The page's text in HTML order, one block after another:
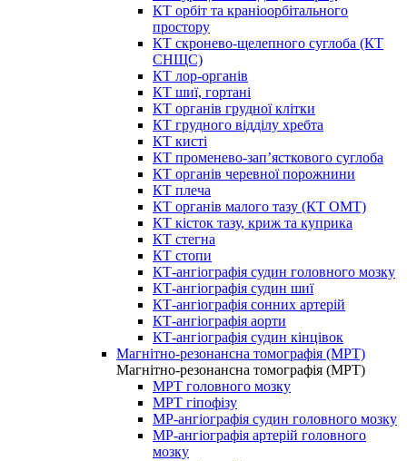
КТ орбіт та краніоорбітального
простору
КТ скронево-щелепного суглоба (КТ
СНЩС)
КТ лор-органів
КТ шиї, гортані
КТ органів грудної клітки
КТ грудного відділу хребта
КТ кисті
КТ променево-зап’ясткового суглоба
КТ органів черевної порожнини
КТ плеча
КТ органів малого тазу (КТ ОМТ)
КТ кісток тазу, криж та куприка
КТ стегна
КТ стопи
КТ-ангіографія судин головного мозку
КТ-ангіографія судин шиї
КТ-ангіографія сонних артерій
КТ-ангіографія аорти
КТ-ангіографія судин кінцівок
Магнітно-резонансна томографія (МРТ)
Магнітно-резонансна томографія (МРТ)
МРТ головного мозку
МРТ гіпофізу
МР-ангіографія судин головного мозку
МР-ангіографія артерій головного
мозку